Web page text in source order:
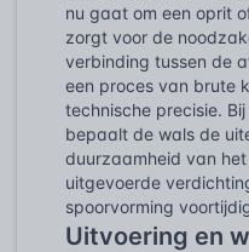
nu gaat om een oprit
zorgt voor de
verbinding tussen de
een proces van brute
technische precisie.
bepaalt de wals de
duurzaamheid van
uitgevoerde
spoorvorming
Uitvoering en